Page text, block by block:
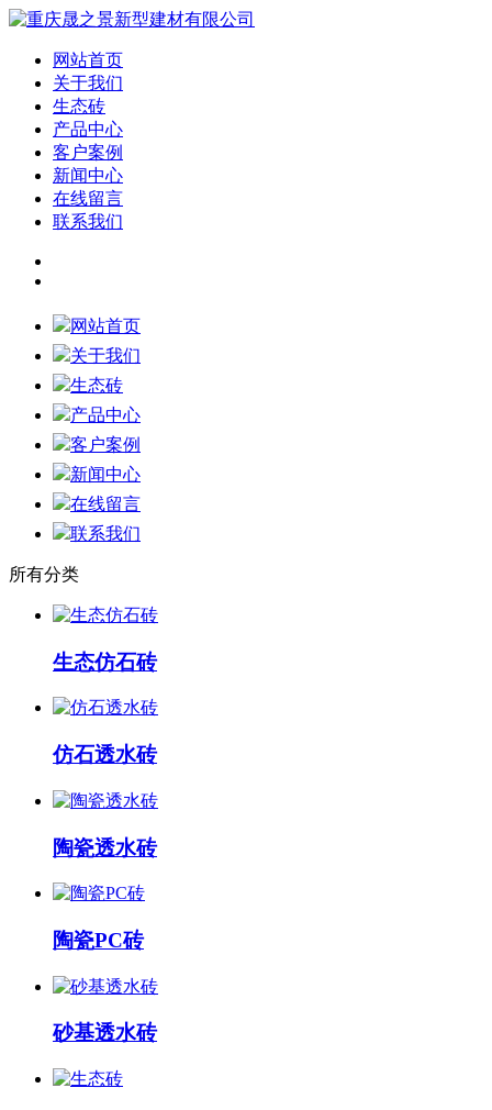
网站首页
关于我们
生态砖
产品中心
客户案例
新闻中心
在线留言
联系我们
网站首页
关于我们
生态砖
产品中心
客户案例
新闻中心
在线留言
联系我们
所有分类
生态仿石砖
仿石透水砖
陶瓷透水砖
陶瓷PC砖
砂基透水砖